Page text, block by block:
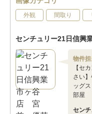
外観 間取り
センチュリー21日信興
物件
【セ
さい
ッグ
部屋
セン